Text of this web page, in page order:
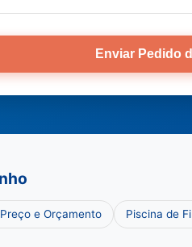
Enviar Pedido
e Orçamento Piscina de